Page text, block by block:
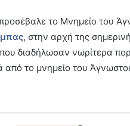
το Μνημείο του
, στην αρχή της
διαδήλωσαν νωρίτερα
το μνημείο του